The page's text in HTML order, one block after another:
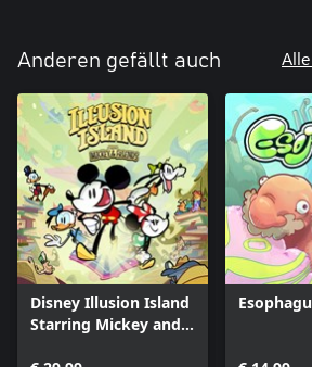
Anderen gefällt auch
Disney Illusion Island
Starring Mickey and